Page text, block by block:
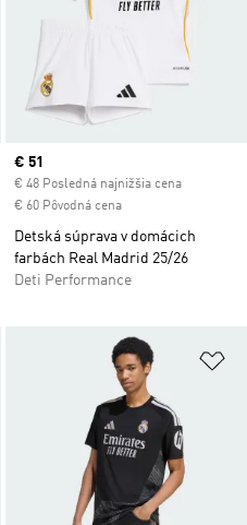
Current price
€ 51
€ 48 Posledná najnižšia cena
€ 60 Pôvodná cena
Detská súprava v domácich
farbách Real Madrid 25/26
Deti Performance
do zoznamu želaných